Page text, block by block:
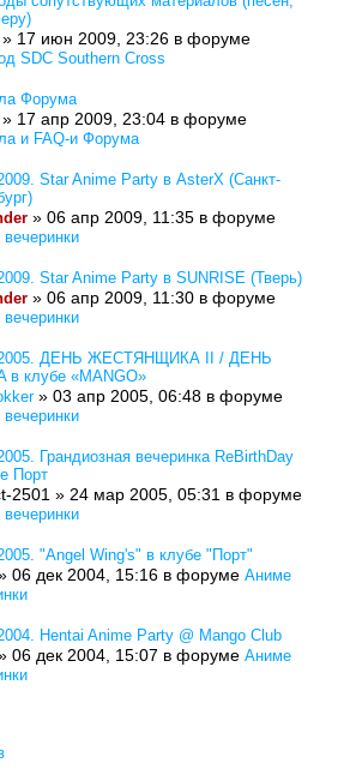
» 17 июн 2009, 23:26 в форуме
SDC Southern Cross
Форума
» 17 апр 2009, 23:04 в форуме
и FAQ-и Форума
Star Anime Party в AsterX (Санкт-
» 06 апр 2009, 11:35 в форуме
Star Anime Party в SUNRISE (Тверь)
» 06 апр 2009, 11:30 в форуме
ДЕНЬ ЖЕСТЯНЩИКА II / ДЕНЬ
в клубе «MANGO»
» 03 апр 2005, 06:48 в форуме
Грандиозная вечеринка ReBirthDay
Порт
2501 » 24 мар 2005, 05:31 в форуме
"Angel Wing's" в клубе "Порт"
06 дек 2004, 15:16 в форумеАниме
Hentai Anime Party @ Mango Club
06 дек 2004, 15:07 в форумеАниме